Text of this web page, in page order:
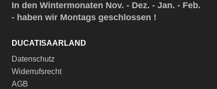
In den Wintermonaten Nov. - Dez. - Jan. - Feb.
- haben wir Montags geschlossen !
DUCATISAARLAND
Datenschutz
Widerrufsrecht
AGB